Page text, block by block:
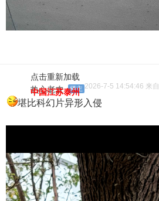
点击重新加载
热心老农 楼主 2026-7-5 14:54:46 来自
中国江苏泰州
堪比科幻片异形入侵